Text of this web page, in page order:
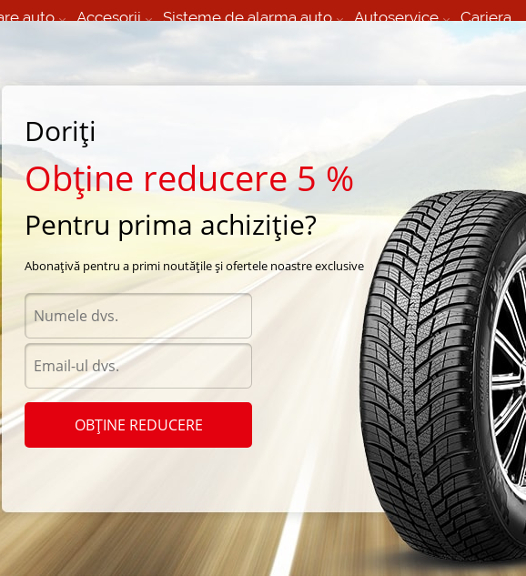
auto Accesorii Sisteme de alarma auto Autoservice Cariera
Mobila 24/7 non
BF Goodrich G-Force Winter BF Goodrich G-Force Winter 195/65 R15 95Q
Anvelope
BF
Force
195/65
Doriți
Obține reducere 5 %
Pentru prima achiziție?
Abonațivă pentru a primi noutățile și ofertele noastre exclusive
OBȚINE REDUCERE